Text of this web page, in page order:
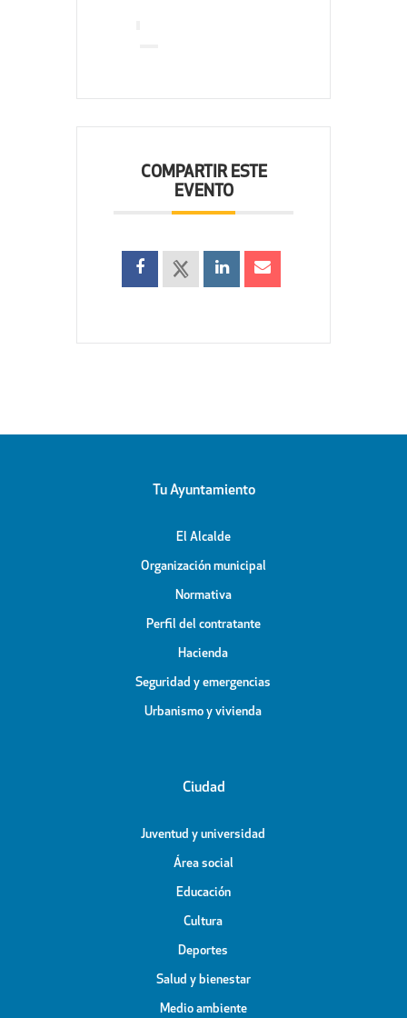
COMPARTIR ESTE
EVENTO
Tu Ayuntamiento
El Alcalde
Organización municipal
Normativa
Perfil del contratante
Hacienda
Seguridad y emergencias
Urbanismo y vivienda
Ciudad
Juventud y universidad
Área social
Educación
Cultura
Deportes
Salud y bienestar
Medio ambiente